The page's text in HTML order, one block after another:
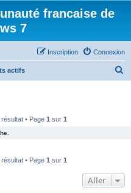
francaise de
7
Connexion
Inscription
actifs
e
• Page 1 sur 1
• Page 1 sur 1
Aller